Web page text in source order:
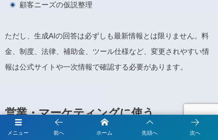
顧客ニーズの仮説整理
ただし、生成AIの回答は必ずしも最新情報とは限りません。料
金、制度、法律、補助金、ツール仕様など、変更されやすい情
報は公式サイトや一次情報で確認する必要があります。
営業・マーケティングに使う
メニュー 前へ ホーム 先頭へ 次へ